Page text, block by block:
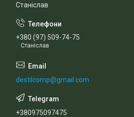
Станіслав
+380 (97) 509-74-75
Станіслав
destilcomp@gmail.com
+380975097475